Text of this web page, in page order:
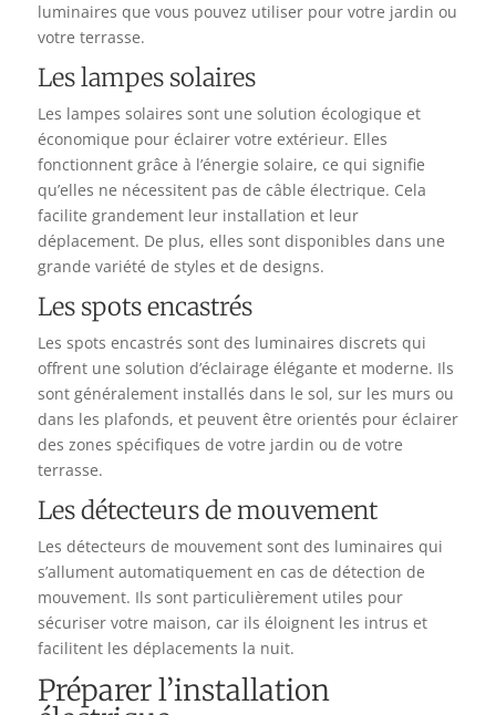
luminaires que vous pouvez utiliser pour votre jardin ou
votre terrasse.
Les lampes solaires
Les lampes solaires sont une solution écologique et
économique pour éclairer votre extérieur. Elles
fonctionnent grâce à l’énergie solaire, ce qui signifie
qu’elles ne nécessitent pas de câble électrique. Cela
facilite grandement leur installation et leur
déplacement. De plus, elles sont disponibles dans une
grande variété de styles et de designs.
Les spots encastrés
Les spots encastrés sont des luminaires discrets qui
offrent une solution d’éclairage élégante et moderne. Ils
sont généralement installés dans le sol, sur les murs ou
dans les plafonds, et peuvent être orientés pour éclairer
des zones spécifiques de votre jardin ou de votre
terrasse.
Les détecteurs de mouvement
Les détecteurs de mouvement sont des luminaires qui
s’allument automatiquement en cas de détection de
mouvement. Ils sont particulièrement utiles pour
sécuriser votre maison, car ils éloignent les intrus et
facilitent les déplacements la nuit.
Préparer l’installation